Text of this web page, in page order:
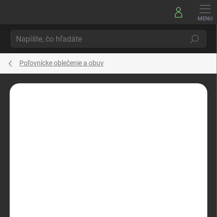
Hľadať
Poľovnícke oblečenie a obuv